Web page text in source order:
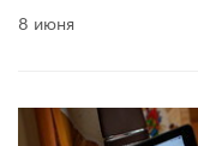
8 июня